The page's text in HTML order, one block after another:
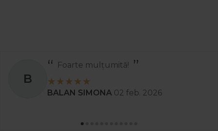
B
Foarte mulțumită!
BALAN SIMONA 02 feb. 2026